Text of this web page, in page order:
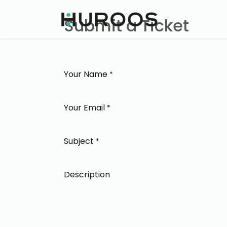
Home
Submit a Ticket
Your Name *
Your Email *
Subject *
Description